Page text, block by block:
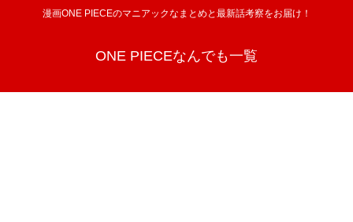
漫画ONE PIECEのマニアックなまとめと最新話考察をお届け！
ONE PIECEなんでも一覧